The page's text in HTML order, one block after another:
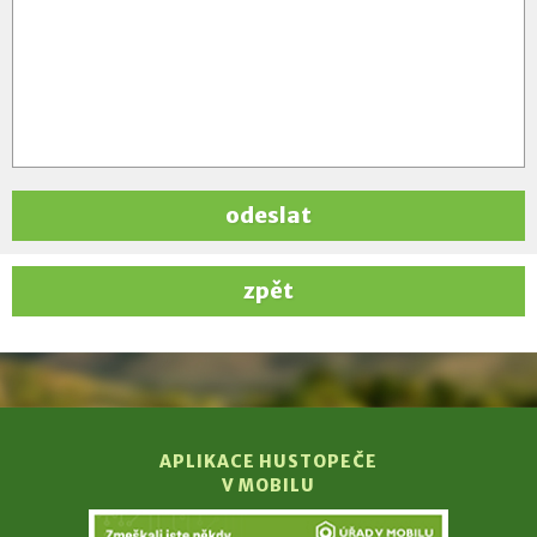
odeslat
zpět
APLIKACE HUSTOPEČE
V MOBILU